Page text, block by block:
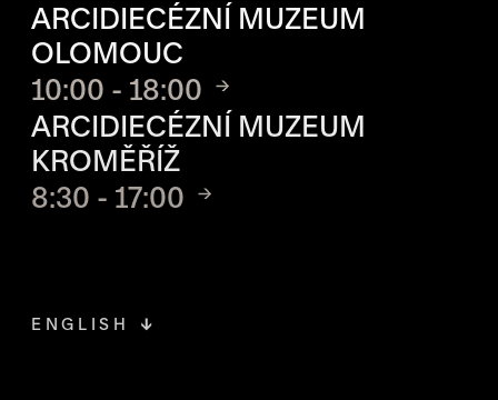
ARCIDIECÉZNÍ MUZEUM
OLOMOUC
10:00 - 18:00
ARCIDIECÉZNÍ MUZEUM
KROMĚŘÍŽ
8:30 - 17:00
ENGLISH